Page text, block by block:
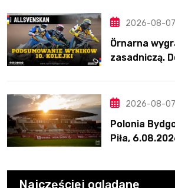
2026-08-07
Örnarna
zasadniczą.
2026-08-07
Polonia
Piła,
Najczęściej oglądane